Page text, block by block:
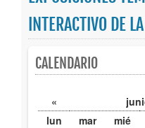
Banda Municipal de
Publicaciones
Trámites
Newsletter
INTERACTIVO DE
CALENDARIO
«
lun
mar mié